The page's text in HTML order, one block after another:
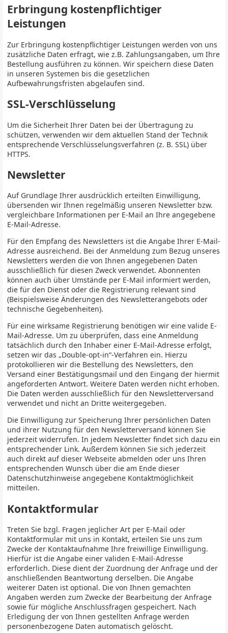
Erbringung kostenpflichtiger
Leistungen
Zur Erbringung kostenpflichtiger Leistungen werden von uns
zusätzliche Daten erfragt, wie z.B. Zahlungsangaben, um Ihre
Bestellung ausführen zu können. Wir speichern diese Daten
in unseren Systemen bis die gesetzlichen
Aufbewahrungsfristen abgelaufen sind.
SSL-Verschlüsselung
Um die Sicherheit Ihrer Daten bei der Übertragung zu
schützen, verwenden wir dem aktuellen Stand der Technik
entsprechende Verschlüsselungsverfahren (z. B. SSL) über
HTTPS.
Newsletter
Auf Grundlage Ihrer ausdrücklich erteilten Einwilligung,
übersenden wir Ihnen regelmäßig unseren Newsletter bzw.
vergleichbare Informationen per E-Mail an Ihre angegebene
E-Mail-Adresse.
Für den Empfang des Newsletters ist die Angabe Ihrer E-Mail-
Adresse ausreichend. Bei der Anmeldung zum Bezug unseres
Newsletters werden die von Ihnen angegebenen Daten
ausschließlich für diesen Zweck verwendet. Abonnenten
können auch über Umstände per E-Mail informiert werden,
die für den Dienst oder die Registrierung relevant sind
(Beispielsweise Änderungen des Newsletterangebots oder
technische Gegebenheiten).
Für eine wirksame Registrierung benötigen wir eine valide E-
Mail-Adresse. Um zu überprüfen, dass eine Anmeldung
tatsächlich durch den Inhaber einer E-Mail-Adresse erfolgt,
setzen wir das „Double-opt-in“-Verfahren ein. Hierzu
protokollieren wir die Bestellung des Newsletters, den
Versand einer Bestätigungsmail und den Eingang der hiermit
angeforderten Antwort. Weitere Daten werden nicht erhoben.
Die Daten werden ausschließlich für den Newsletterversand
verwendet und nicht an Dritte weitergegeben.
Die Einwilligung zur Speicherung Ihrer persönlichen Daten
und ihrer Nutzung für den Newsletterversand können Sie
jederzeit widerrufen. In jedem Newsletter findet sich dazu ein
entsprechender Link. Außerdem können Sie sich jederzeit
auch direkt auf dieser Webseite abmelden oder uns Ihren
entsprechenden Wunsch über die am Ende dieser
Datenschutzhinweise angegebene Kontaktmöglichkeit
mitteilen.
Kontaktformular
Treten Sie bzgl. Fragen jeglicher Art per E-Mail oder
Kontaktformular mit uns in Kontakt, erteilen Sie uns zum
Zwecke der Kontaktaufnahme Ihre freiwillige Einwilligung.
Hierfür ist die Angabe einer validen E-Mail-Adresse
erforderlich. Diese dient der Zuordnung der Anfrage und der
anschließenden Beantwortung derselben. Die Angabe
weiterer Daten ist optional. Die von Ihnen gemachten
Angaben werden zum Zwecke der Bearbeitung der Anfrage
sowie für mögliche Anschlussfragen gespeichert. Nach
Erledigung der von Ihnen gestellten Anfrage werden
personenbezogene Daten automatisch gelöscht.